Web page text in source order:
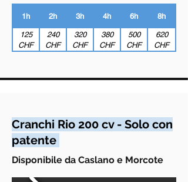
1h 2h 3h 4h 6h 8h
125
CHF
240
CHF
320
CHF
380
CHF
500
CHF
620
CHF
Cranchi Rio 200 cv - Solo con
patente
Disponibile da Caslano e Morcote